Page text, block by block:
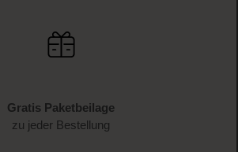
Gratis Paketbeilage
zu jeder Bestellung